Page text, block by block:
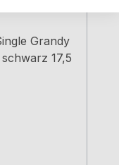
Grandy
17,5